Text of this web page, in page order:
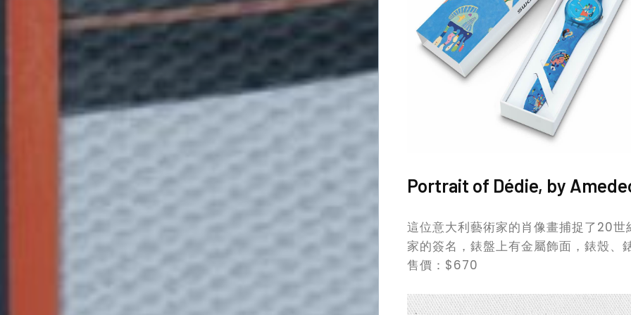
Portrait of Dédie, by
這位意大利藝術家的肖像畫捕捉了20
家的簽名，錶盤上有金屬飾面，錶殼、
售價：$670